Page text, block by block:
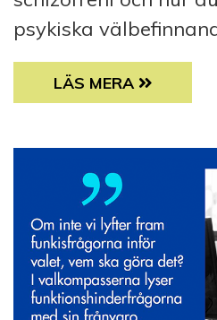
psykiska
SOMMARLÄSNING
LÄS MERA